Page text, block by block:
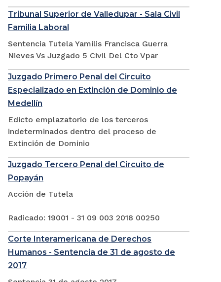
Tribunal Superior de Valledupar - Sala Civil
Familia Laboral
Sentencia Tutela Yamilis Francisca Guerra
Nieves Vs Juzgado 5 Civil Del Cto Vpar
Juzgado Primero Penal del Circuito
Especializado en Extinción de Dominio de
Medellín
Edicto emplazatorio de los terceros
indeterminados dentro del proceso de
Extinción de Dominio
Juzgado Tercero Penal del Circuito de
Popayán
Acción de Tutela
Radicado: 19001 - 31 09 003 2018 00250
Corte Interamericana de Derechos
Humanos - Sentencia de 31 de agosto de
2017